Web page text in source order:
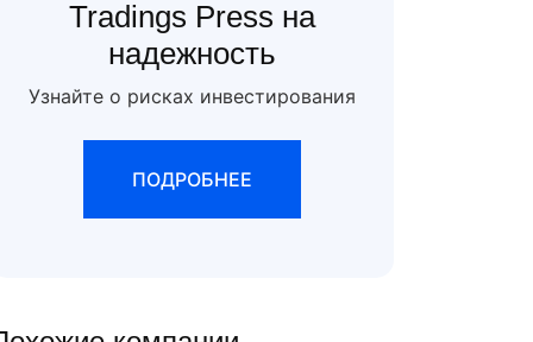
Tradings Press на
надежность
Узнайте о рисках инвестирования
ПОДРОБНЕЕ